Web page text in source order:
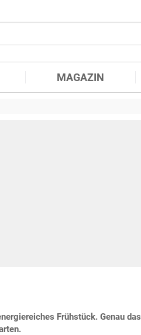
MAGAZIN
Frühstück. Genau das